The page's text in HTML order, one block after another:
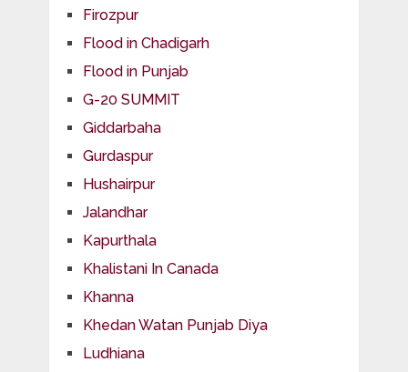
Firozpur
Flood in Chadigarh
Flood in Punjab
G-20 SUMMIT
Giddarbaha
Gurdaspur
Hushairpur
Jalandhar
Kapurthala
Khalistani In Canada
Khanna
Khedan Watan Punjab Diya
Ludhiana